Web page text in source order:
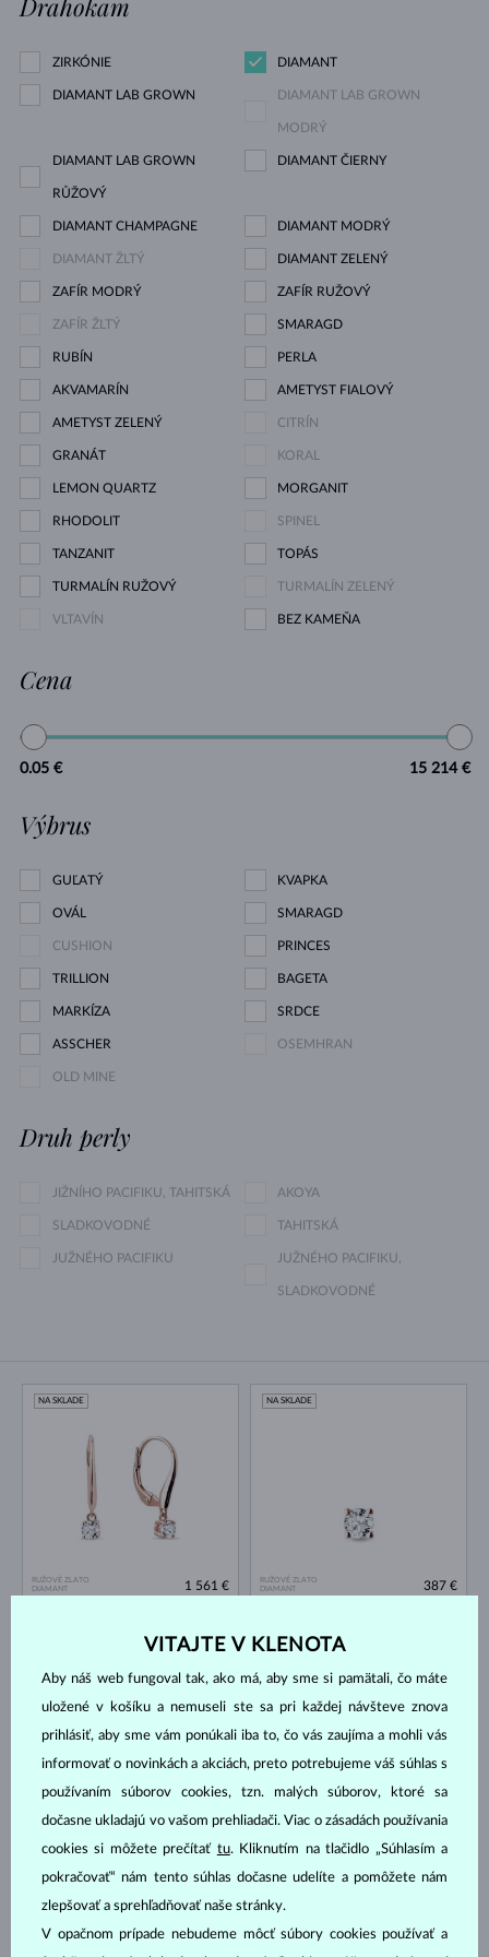
ZIRKÓNIE DIAMANT
DIAMANT LAB GROWN DIAMANT LAB GROWN
MODRÝ
DIAMANT LAB GROWN
RŮŽOVÝ
DIAMANT ČIERNY
DIAMANT CHAMPAGNE DIAMANT MODRÝ
DIAMANT ŽLTÝ DIAMANT ZELENÝ
ZAFÍR MODRÝ ZAFÍR RUŽOVÝ
ZAFÍR ŽLTÝ SMARAGD
RUBÍN PERLA
AKVAMARÍN AMETYST FIALOVÝ
AMETYST ZELENÝ CITRÍN
GRANÁT KORAL
LEMON QUARTZ MORGANIT
RHODOLIT SPINEL
TANZANIT TOPÁS
TURMALÍN RUŽOVÝ TURMALÍN ZELENÝ
VLTAVÍN BEZ KAMEŇA
Cena
0.05 € 15 214 €
Výbrus
GUĽATÝ KVAPKA
OVÁL SMARAGD
CUSHION PRINCES
TRILLION BAGETA
MARKÍZA SRDCE
ASSCHER OSEMHRAN
OLD MINE
Druh perly
JIŽNÍHO PACIFIKU, TAHITSKÁ AKOYA
SLADKOVODNÉ TAHITSKÁ
JUŽNÉHO PACIFIKU JUŽNÉHO PACIFIKU,
SLADKOVODNÉ
RUŽOVÉ ZLATO
DIAMANT
NA SKLADE
1 561 €
RUŽOVÉ ZLATO
DIAMANT
NA SKLADE
387 €
DIAMANT
DIAMANT
605 €
VITAJTE V KLENOTA
Aby náš web fungoval tak, ako má, aby sme si pamätali, čo máte
uložené v košíku a nemuseli ste sa pri každej návšteve znova
prihlásiť, aby sme vám ponúkali iba to, čo vás zaujíma a mohli vás
informovať o novinkách a akciách, preto potrebujeme váš súhlas s
používaním súborov cookies, tzn. malých súborov, ktoré sa
dočasne ukladajú vo vašom prehliadači. Viac o zásadách používania
cookies si môžete prečítať tu. Kliknutím na tlačidlo „Súhlasím a
pokračovať“ nám tento súhlas dočasne udelíte a pomôžete nám
zlepšovať a sprehľadňovať naše stránky.
V opačnom prípade nebudeme môcť súbory cookies používať a